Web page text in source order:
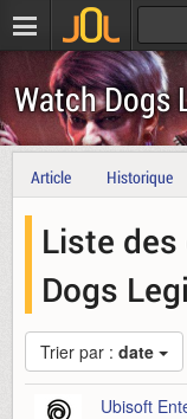
Watch Dogs
Article Historique
Liste
Dogs
Trier par : date
Ubisoft